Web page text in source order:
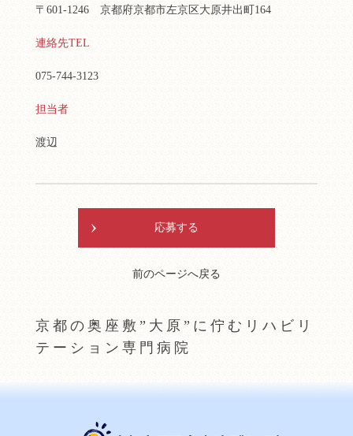
〒601-1246 京都府京都市左京区大原井出町164
連絡先TEL
075-744-3123
担当者
渡辺
応募する
前のページへ戻る
京都の奥座敷”大原”に佇むリハビリ
テーション専門病院